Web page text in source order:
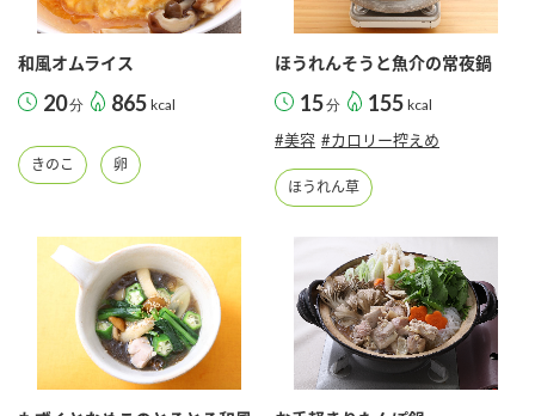
和風オムライス
20分 865 kcal
きのこ 卵
ほうれんそうと魚介の常夜鍋
15分 155 kcal
#美容 #カロリー控えめ
ほうれん草